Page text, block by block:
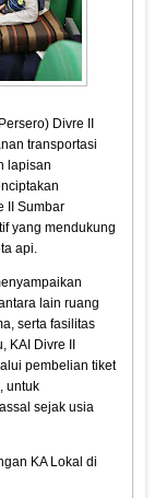
Divre II
transportasi
lapisan
II Sumbar
yang mendukung
api.
lain ruang
serta fasilitas
Divre II
pembelian tiket
untuk
sejak usia
KA Lokal di